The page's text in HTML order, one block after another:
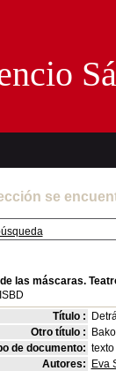
se
las máscaras.
ISBD
Título :
Otro título :
de documento:
Autores:
Eva